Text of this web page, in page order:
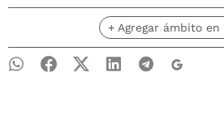
+ Agregar ámbito en